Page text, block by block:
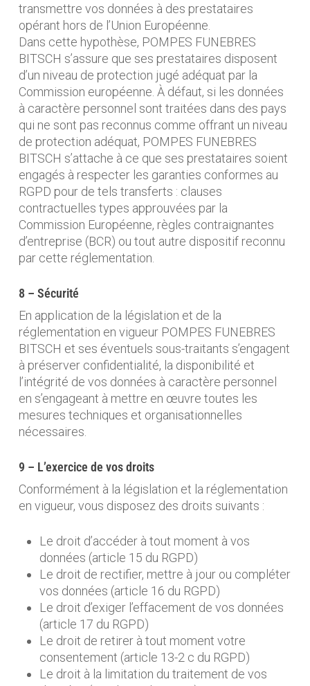
transmettre vos données à des prestataires
opérant hors de l’Union Européenne.
Dans cette hypothèse, POMPES FUNEBRES
BITSCH s’assure que ses prestataires disposent
d’un niveau de protection jugé adéquat par la
Commission européenne. À défaut, si les données
à caractère personnel sont traitées dans des pays
qui ne sont pas reconnus comme offrant un niveau
de protection adéquat, POMPES FUNEBRES
BITSCH s’attache à ce que ses prestataires soient
engagés à respecter les garanties conformes au
RGPD pour de tels transferts : clauses
contractuelles types approuvées par la
Commission Européenne, règles contraignantes
d’entreprise (BCR) ou tout autre dispositif reconnu
par cette réglementation.
8 – Sécurité
En application de la législation et de la
réglementation en vigueur POMPES FUNEBRES
BITSCH et ses éventuels sous-traitants s’engagent
à préserver confidentialité, la disponibilité et
l’intégrité de vos données à caractère personnel
en s’engageant à mettre en œuvre toutes les
mesures techniques et organisationnelles
nécessaires.
9 – L’exercice de vos droits
Conformément à la législation et la réglementation
en vigueur, vous disposez des droits suivants :
Le droit d’accéder à tout moment à vos
données (article 15 du RGPD)
Le droit de rectifier, mettre à jour ou compléter
vos données (article 16 du RGPD)
Le droit d’exiger l’effacement de vos données
(article 17 du RGPD)
Le droit de retirer à tout moment votre
consentement (article 13-2 c du RGPD)
Le droit à la limitation du traitement de vos